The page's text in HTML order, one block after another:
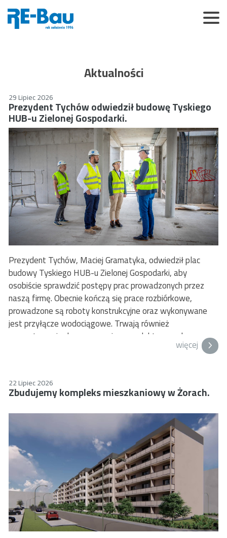
Aktualności
29 Lipiec 2026
Prezydent Tychów odwiedził budowę Tyskiego
HUB-u Zielonej Gospodarki.
Prezydent Tychów, Maciej Gramatyka, odwiedził plac
budowy Tyskiego HUB-u Zielonej Gospodarki, aby
osobiście sprawdzić postępy prac prowadzonych przez
naszą firmę. Obecnie kończą się prace rozbiórkowe,
prowadzone są roboty konstrukcyjne oraz wykonywane
jest przyłącze wodociągowe. Trwają również
przygotowania do rozpoczęcia prac elektrycznych.
Tyski Hub Zielonej Gospodarki to strategiczna inwestycja,
podregionu tyskiego w kierunku nowoczesnych,
ekologicznych rozwiązań. Projekt odpowiada na wyzwania
od gospodarki opartej na węglu. W obiekcie mają działać
centra przedsiębiorczości, kompetencji zawodowych oraz
informacji i doradztwa. Powstaną m.in. biura, przestrzenie
coworkingowe, sale konferencyjne i szkoleniowe.
więcej
22 Lipiec 2026
Zbudujemy kompleks mieszkaniowy w Żorach.